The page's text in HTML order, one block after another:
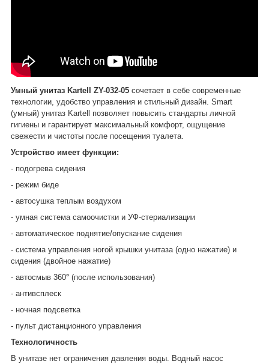
Умный унитаз Kartell ZY-032-05 сочетает в себе современные
технологии, удобство управления и стильный дизайн. Smart
(умный) унитаз Kartell позволяет повысить стандарты личной
гигиены и гарантирует максимальный комфорт, ощущение
свежести и чистоты после посещения туалета.
Устройство имеет функции:
- подогрева сидения
- режим биде
- автосушка теплым воздухом
- умная система самоочистки и УФ-стериализации
- автоматическое поднятие/опускание сидения
- система управления ногой крышки унитаза (одно нажатие) и
сидения (двойное нажатие)
- автосмыв 360° (после использования)
- антивсплеск
- ночная подсветка
- пульт дистанционного управления
Технологичность
В унитазе нет ограничения давления воды. Водный насос